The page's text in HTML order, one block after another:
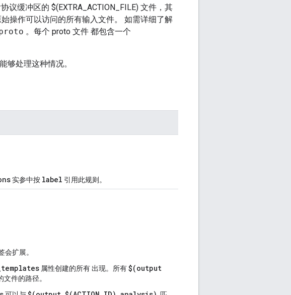
议缓冲区的 $(EXTRA_ACTION_FILE) 文件，其
操作可以访问的所有输入文件。 如需详细了解
。每个 proto 文件 都包含一个
够处理这种情况。
实参中按 label 引用此规则。
会扩展。
属性创建的所有 出现。所有$(output
文件的路径。